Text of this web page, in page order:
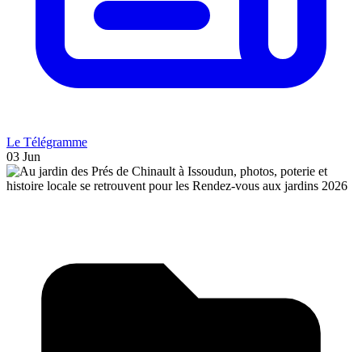
Le Télégramme
03 Jun